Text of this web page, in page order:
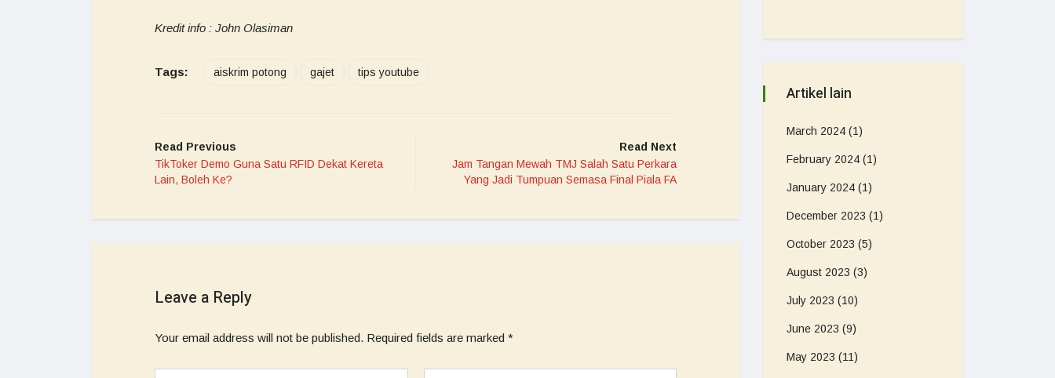
Kredit info : John Olasiman
Tags: aiskrim potong gajet tips youtube
Read Previous
TikToker Demo Guna Satu RFID Dekat Kereta
Lain, Boleh Ke?
Read Next
Jam Tangan Mewah TMJ Salah Satu Perkara
Yang Jadi Tumpuan Semasa Final Piala FA
Leave a Reply
Your email address will not be published. Required fields are marked *
Artikel lain
March 2024 (1)
February 2024 (1)
January 2024 (1)
December 2023 (1)
October 2023 (5)
August 2023 (3)
July 2023 (10)
June 2023 (9)
May 2023 (11)